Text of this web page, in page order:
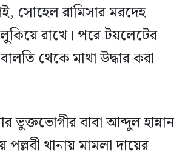
সোহেল রামিসার মরদেহ
লুকিয়ে রাখে। পরে টয়লেটের
থেকে মাথা উদ্ধার করা
ভুক্তভোগীর বাবা আব্দুল হান্নান
পল্লবী থানায় মামলা দায়ের